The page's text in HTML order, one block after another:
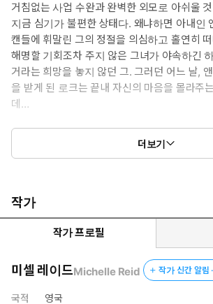
거침없는 사업 수완과 완벽한 외모로 아쉬울
지금 심기가 불편한 상태다. 왜냐하면 아내인
캔들에 휘말린 그의 정절을 의심하고 홀연히
해명할 기회조차 주지 않은 그녀가 야속하긴
거라는 희망을 놓지 않던 그. 그러던 어느 날,
을 받게 된 로크는 끝내 자신의 마음을 몰라주
데…
이제는 내 방식대로 당신을 되찾을 거요!
“애초부터 나와 합의를 할 생각이 없었다면,
길고 가느다란 앤지의 온몸이 떨리고 있었다.
채 겨우 힘을 끌어 모아 고개를 빳빳이 들고
보았다.
더보기
작가
작가 프로필
미셀 레이드Michelle Reid 작가 신간 알림
국적
영국